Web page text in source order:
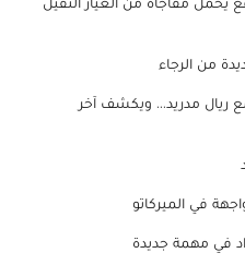
من الرجاء
ريال مدريد... ويكشف آخر
في الميركاتو
في مهمة جديدة